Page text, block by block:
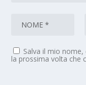
Salva il mio
la prossima volta che